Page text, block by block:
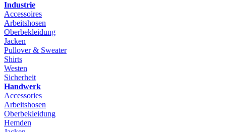
Industrie
Accessoires
Arbeitshosen
Oberbekleidung
Jacken
Pullover & Sweater
Shirts
Westen
Sicherheit
Handwerk
Accessories
Arbeitshosen
Oberbekleidung
Hemden